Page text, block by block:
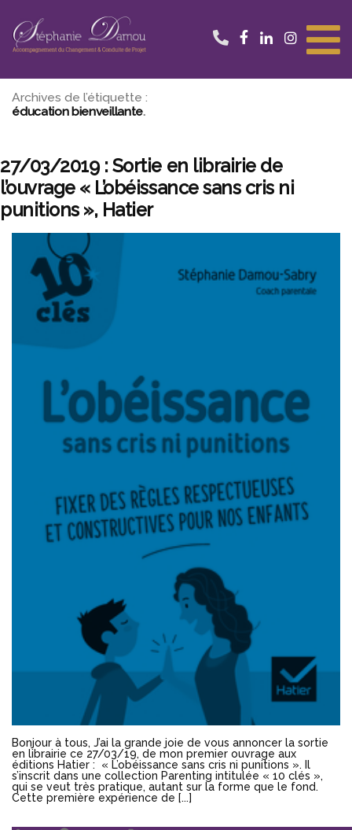
contenu
Archives de l’étiquette :
éducation bienveillante
27/03/2019 : Sortie en librairie de
l’ouvrage « L’obéissance sans cris ni
punitions », Hatier
Bonjour à tous, J’ai la grande joie de vous annoncer la sortie
en librairie ce 27/03/19, de mon premier ouvrage aux
éditions Hatier : « L’obéissance sans cris ni punitions ». Il
s’inscrit dans une collection Parenting intitulée « 10 clés »,
qui se veut très pratique, autant sur la forme que le fond.
Cette première expérience de [...]